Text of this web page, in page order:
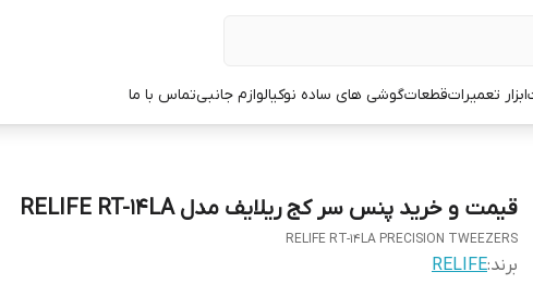
ابزار تعمیراتقطعاتگوشی های ساده نوکیالوازم جانبیتماس با ما
قیمت و خرید پنس سر کج ریلایف مدل RELIFE RT-14LA
RELIFE RT-14LA PRECISION TWEEZERS
برند:RELIFE